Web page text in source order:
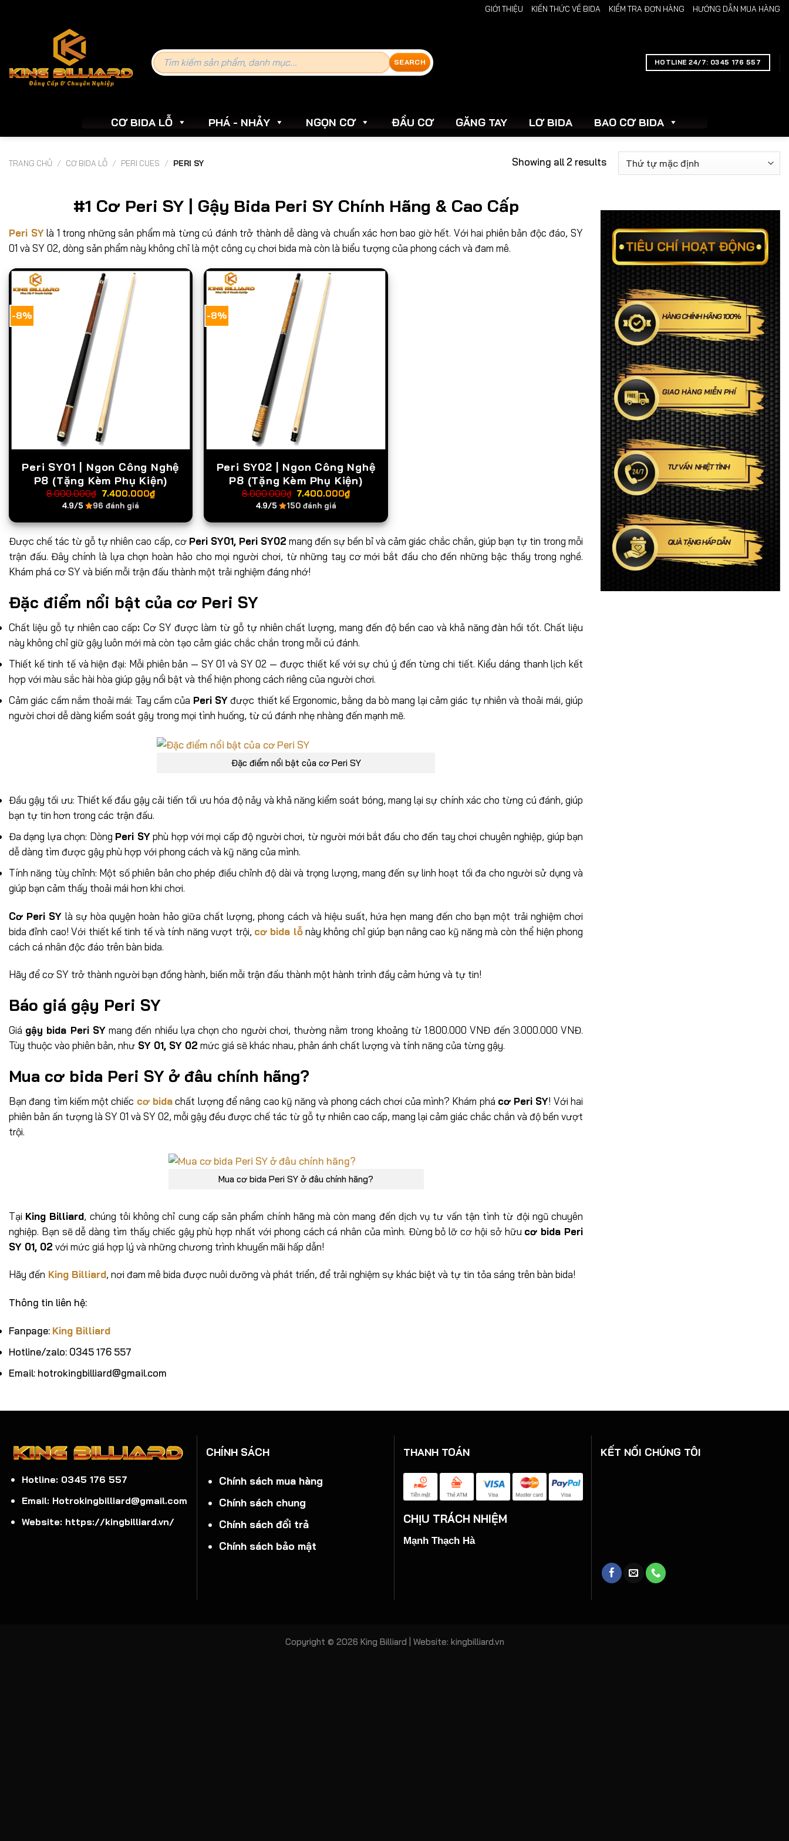
GIỚI THIỆU KIẾN THỨC VỀ BIDA KIỂM TRA ĐƠN HÀNG HƯỚNG DẪN MUA HÀNG
Tìm
kiếm:
HOTLINE 24/7: 0345 176 557
CƠ BIDA LỖ PHÁ - NHẢY NGỌN CƠ ĐẦU CƠ GĂNG TAY LƠ BIDA BAO CƠ BIDA
TRANG CHỦ / CƠ BIDA LỖ / PERI CUES / PERI SY Showing all 2 results
#1 Cơ Peri SY | Gậy Bida Peri SY Chính Hãng & Cao Cấp
Peri SYlà 1 trong những sản phẩm mà từng cú đánh trở thành dễ dàng và chuẩn xác hơn bao giờ hết. Với hai phiên bản độc đáo, SY
01 và SY 02, dòng sản phẩm này không chỉ là một công cụ chơi bida mà còn là biểu tượng của phong cách và đam mê.
-8%
Peri SY01 | Ngon Công Nghệ
P8 (Tặng Kèm Phụ Kiện)
8.000.000₫ Giá
gốc
là:
7.400.000₫Giá
hiện
7.400.000₫.
4.9/5 96 đánh giá
-8%
Peri SY02 | Ngon Công Nghệ
P8 (Tặng Kèm Phụ Kiện)
8.000.000₫ Giá
gốc
là:
7.400.000₫Giá
7.400.000₫.
4.9/5 150 đánh giá
Được chế tác từ gỗ tự nhiên cao cấp, cơ Peri SY01, Peri SY02 mang đến sự bền bỉ và cảm giác chắc chắn, giúp bạn tự tin trong mỗi
trận đấu. Đây chính là lựa chọn hoàn hảo cho mọi người chơi, từ những tay cơ mới bắt đầu cho đến những bậc thầy trong nghề.
Khám phá cơSY và biến mỗi trận đấu thành một trải nghiệm đáng nhớ!
Đặc điểm nổi bật của cơ Peri SY
Chất liệu gỗ tự nhiên cao cấp:Cơ SY được làm từ gỗ tự nhiên chất lượng, mang đến độ bền cao và khả năng đàn hồi tốt. Chất liệu
này không chỉ giữ gậy luôn mới mà còn tạo cảm giác chắc chắn trong mỗi cú đánh.
Thiết kế tinh tế và hiện đại: Mỗi phiên bản — SY 01 và SY 02 — được thiết kế với sự chú ý đến từng chi tiết. Kiểu dáng thanh lịch kết
hợp với màu sắc hài hòa giúp gậy nổi bật và thể hiện phong cách riêng của người chơi.
Cảm giác cầm nắm thoải mái: Tay cầm của Peri SYđược thiết kế Ergonomic, bằng da bò mang lại cảm giác tự nhiên và thoải mái, giúp
người chơi dễ dàng kiểm soát gậy trong mọi tình huống, từ cú đánh nhẹ nhàng đến mạnh mẽ.
Đặc điểm nổi bật của cơ Peri SY
Đầu gậy tối ưu: Thiết kế đầu gậy cải tiến tối ưu hóa độ nảy và khả năng kiểm soát bóng, mang lại sự chính xác cho từng cú đánh, giúp
bạn tự tin hơn trong các trận đấu.
Đa dạng lựa chọn: Dòng Peri SYphù hợp với mọi cấp độ người chơi, từ người mới bắt đầu cho đến tay chơi chuyên nghiệp, giúp bạn
dễ dàng tìm được gậy phù hợp với phong cách và kỹ năng của mình.
Tính năng tùy chỉnh: Một số phiên bản cho phép điều chỉnh độ dài và trọng lượng, mang đến sự linh hoạt tối đa cho người sử dụng và
giúp bạn cảm thấy thoải mái hơn khi chơi.
Cơ Peri SY là sự hòa quyện hoàn hảo giữa chất lượng, phong cách và hiệu suất, hứa hẹn mang đến cho bạn một trải nghiệm chơi
bida đỉnh cao! Với thiết kế tinh tế và tính năng vượt trội, cơ bida lỗnày không chỉ giúp bạn nâng cao kỹ năng mà còn thể hiện phong
cách cá nhân độc đáo trên bàn bida.
Hãy để cơSY trở thành người bạn đồng hành, biến mỗi trận đấu thành một hành trình đầy cảm hứng và tự tin!
Báo giá gậy Peri SY
Giá gậy bida Peri SYmang đến nhiều lựa chọn cho người chơi, thường nằm trong khoảng từ 1.800.000 VNĐ đến 3.000.000 VNĐ.
Tùy thuộc vào phiên bản, như SY 01, SY 02 mức giá sẽ khác nhau, phản ánh chất lượng và tính năng của từng gậy.
Mua cơ bida Peri SY ở đâu chính hãng?
Bạn đang tìm kiếm một chiếc cơ bidachất lượng để nâng cao kỹ năng và phong cách chơi của mình? Khám phá cơ Peri SY! Với hai
phiên bản ấn tượng là SY 01 và SY 02, mỗi gậy đều được chế tác từ gỗ tự nhiên cao cấp, mang lại cảm giác chắc chắn và độ bền vượt
trội.
Mua cơ bida Peri SY ở đâu chính hãng?
Tại King Billiard, chúng tôi không chỉ cung cấp sản phẩm chính hãng mà còn mang đến dịch vụ tư vấn tận tình từ đội ngũ chuyên
nghiệp. Bạn sẽ dễ dàng tìm thấy chiếc gậy phù hợp nhất với phong cách cá nhân của mình. Đừng bỏ lỡ cơ hội sở hữu cơ bida Peri
SY 01, 02 với mức giá hợp lý và những chương trình khuyến mãi hấp dẫn!
Hãy đến King Billiard, nơi đam mê bida được nuôi dưỡng và phát triển, để trải nghiệm sự khác biệt và tự tin tỏa sáng trên bàn bida!
Thông tin liên hệ:
Fanpage: King Billiard
Hotline/zalo: 0345 176 557
Email: hotrokingbilliard@gmail.com
Hotline: 0345 176 557
Email: Hotrokingbilliard@gmail.com
Website: https://kingbilliard.vn/
CHÍNH SÁCH
Chính sách mua hàng
Chính sách chung
Chính sách đổi trả
Chính sách bảo mật
THANH TOÁN
CHỊU TRÁCH NHIỆM
Mạnh Thạch Hà
KẾT NỐI CHÚNG TÔI
Copyright © 2026 King Billiard | Website: kingbilliard.vn